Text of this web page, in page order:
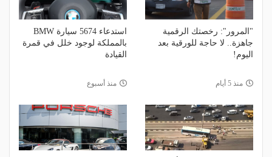
"المرور": رخصتك الرقمية
جاهزة.. لا حاجة للورقية بعد
اليوم!
منذ 5 أيام
استدعاء 5674 سيارة BMW
بالمملكة لوجود خلل في قمرة
القيادة
منذ أسبوع